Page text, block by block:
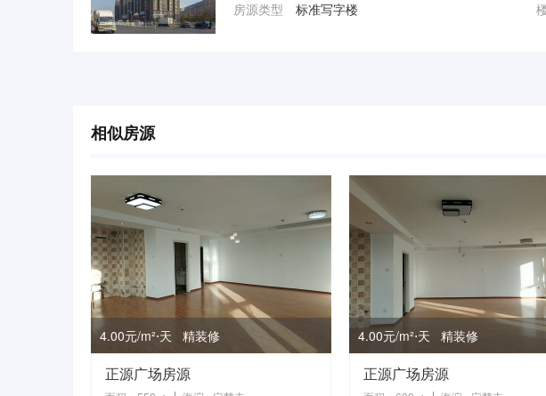
房源类型
标准写字楼
相似房源
4.00元/m²⋅天 精装修
正源广场房源
4.00元/m²⋅天 精装修
正源广场房源